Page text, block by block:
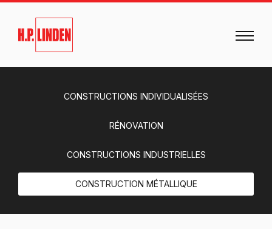
CONSTRUCTIONS INDIVIDUALISÉES
RÉNOVATION
CONSTRUCTIONS INDUSTRIELLES
CONSTRUCTION MÉTALLIQUE